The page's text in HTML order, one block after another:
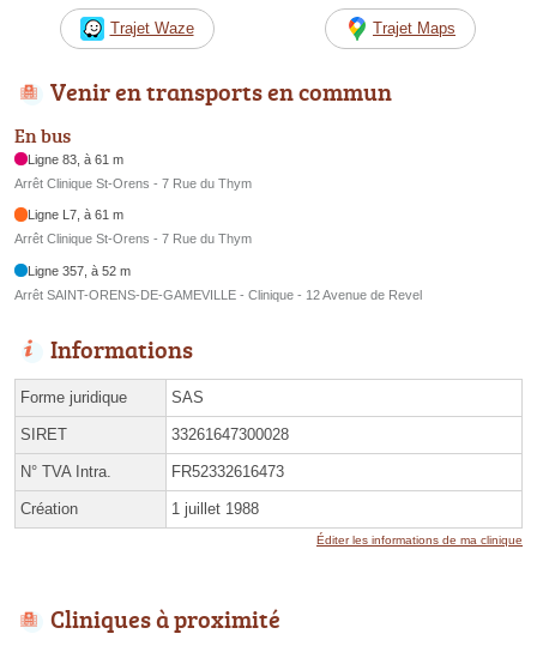
Trajet Waze Trajet Maps
Venir en transports en commun
En bus
Ligne 83, à 61 m
Arrêt Clinique St-Orens - 7 Rue du Thym
Ligne L7, à 61 m
Arrêt Clinique St-Orens - 7 Rue du Thym
Ligne 357, à 52 m
Arrêt SAINT-ORENS-DE-GAMEVILLE - Clinique - 12 Avenue de Revel
Informations
Forme juridique SAS
SIRET 33261647300028
N° TVA Intra. FR52332616473
Création 1 juillet 1988
Éditer les informations de ma clinique
Cliniques à proximité